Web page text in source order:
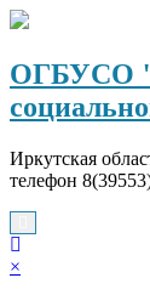
Перейти
содержимому
ОГБУСО
Иркутская
телефон
×